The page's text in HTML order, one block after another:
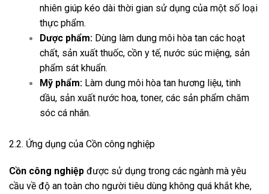
nhiên giúp kéo dài thời gian sử dụng của một số loại
thực phẩm.
Dược phẩm: Dùng làm dung môi hòa tan các hoạt
chất, sản xuất thuốc, cồn y tế, nước súc miệng, sản
phẩm sát khuẩn.
Mỹ phẩm: Làm dung môi hòa tan hương liệu, tinh
dầu, sản xuất nước hoa, toner, các sản phẩm chăm
sóc cá nhân.
2.2. Ứng dụng của Cồn công nghiệp
Cồn công nghiệp được sử dụng trong các ngành mà yêu
cầu về độ an toàn cho người tiêu dùng không quá khắt khe,